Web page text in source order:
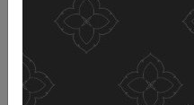
02-659-6811
เปลี่ยนการแสดงผล